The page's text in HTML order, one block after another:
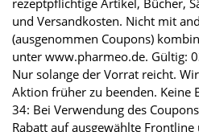
rezeptpflichtige Artikel, Bücher,
und Versandkosten. Nicht mit
(ausgenommen Coupons)
unter www.pharmeo.de. Gültig:
Nur solange der Vorrat reicht.
Aktion früher zu beenden. Keine
34: Bei Verwendung des
Rabatt auf ausgewählte